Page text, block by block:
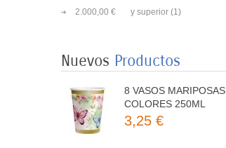
2.000,00 €
y superior (1)
Nuevos Productos
8 PLATOS MARIPOSAS
8 VASOS MARIPOSAS
COLORES 250ML
3,25 €